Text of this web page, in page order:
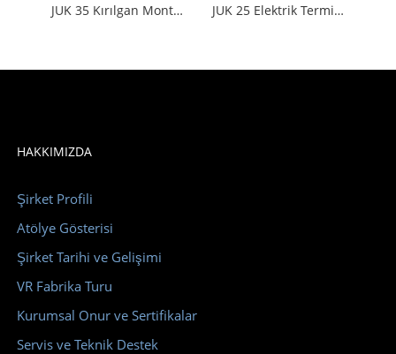
JUK 35 Kırılgan Montajlı Terminal Blokları Alevlenme Önleyici 35mm Çapraz Boyut Yüksek Hassasiyet JUK 25 Elektrik Terminal Bloğu, Vidalı Kelepçe Bileşen Terminal Bloğu Birleştirilmesi Kolay
HAKKIMIZDA
Şirket Profili
Atölye Gösterisi
Şirket Tarihi ve Gelişimi
VR Fabrika Turu
Kurumsal Onur ve Sertifikalar
Servis ve Teknik Destek